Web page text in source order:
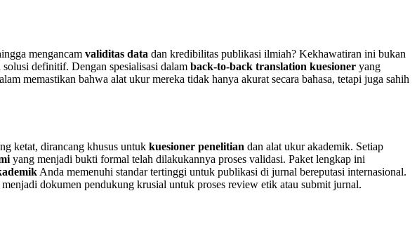
mengancam validitas data dan kredibilitas publikasi ilmiah? Kekhawatiran ini bukan
solusi definitif. Dengan spesialisasi dalam back-to-back translation kuesioner yang
memastikan bahwa alat ukur mereka tidak hanya akurat secara bahasa, tetapi juga sahih
ketat, dirancang khusus untuk kuesioner penelitian dan alat ukur akademik. Setiap
yang menjadi bukti formal telah dilakukannya proses validasi. Paket lengkap ini
Anda memenuhi standar tertinggi untuk publikasi di jurnal bereputasi internasional.
dokumen pendukung krusial untuk proses review etik atau submit jurnal.